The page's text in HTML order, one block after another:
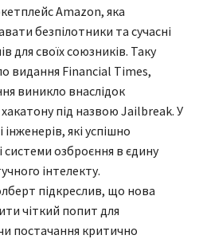
Amazon, яка
безпілотники та сучасні
для своїх союзників. Таку
видання Financial Times,
виникло внаслідок
під назвою Jailbreak. У
які успішно
системи озброєння в єдину
інтелекту.
підкреслив, що нова
чіткий попит для
постачання критично